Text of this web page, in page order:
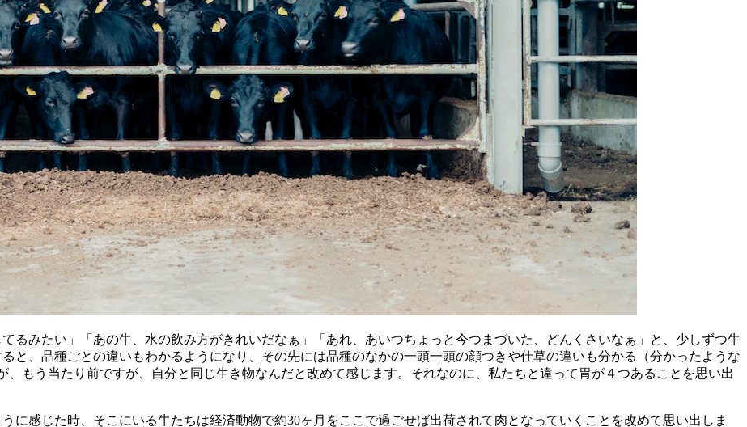
るみたい」「あの牛、水の飲み方がきれいだなぁ」「あれ、あいつちょっと今つまづいた、どんくさいなぁ」と、少しずつ牛
と、品種ごとの違いもわかるようになり、その先には品種のなかの一頭一頭の顔つきや仕草の違いも分かる（分かったような
もう当たり前ですが、自分と同じ生き物なんだと改めて感じます。それなのに、私たちと違って胃が４つあることを思い出
に感じた時、そこにいる牛たちは経済動物で約30ヶ月をここで過ごせば出荷されて肉となっていくことを改めて思い出しま